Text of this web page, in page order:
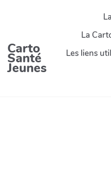
Carto
Santé
Jeunes
La
Les liens